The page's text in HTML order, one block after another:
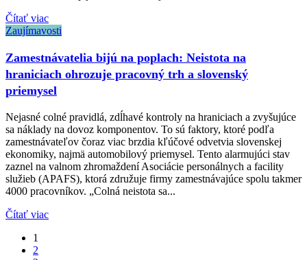
Čítať viac
Zaujímavosti
Zamestnávatelia bijú na poplach: Neistota na
hraniciach ohrozuje pracovný trh a slovenský
priemysel
Nejasné colné pravidlá, zdĺhavé kontroly na hraniciach a zvyšujúce
sa náklady na dovoz komponentov. To sú faktory, ktoré podľa
zamestnávateľov čoraz viac brzdia kľúčové odvetvia slovenskej
ekonomiky, najmä automobilový priemysel. Tento alarmujúci stav
zaznel na valnom zhromaždení Asociácie personálnych a facility
služieb (APAFS), ktorá združuje firmy zamestnávajúce spolu takmer
4000 pracovníkov. „Colná neistota sa...
Čítať viac
1
2